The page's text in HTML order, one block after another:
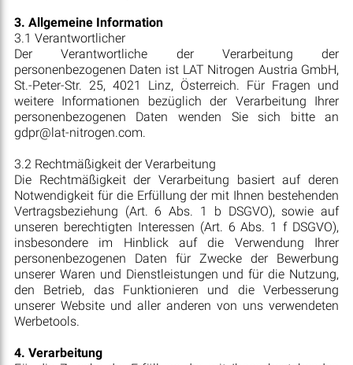
3. Allgemeine Information
3.1 Verantwortlicher
Der Verantwortliche der Verarbeitung der
personenbezogenen Daten ist LAT Nitrogen Austria GmbH,
St.-Peter-Str. 25, 4021 Linz, Österreich. Für Fragen und
weitere Informationen bezüglich der Verarbeitung Ihrer
personenbezogenen Daten wenden Sie sich bitte an
gdpr@lat-nitrogen.com.
3.2 Rechtmäßigkeit der Verarbeitung
Die Rechtmäßigkeit der Verarbeitung basiert auf deren
Notwendigkeit für die Erfüllung der mit Ihnen bestehenden
Vertragsbeziehung (Art. 6 Abs. 1 b DSGVO), sowie auf
unseren berechtigten Interessen (Art. 6 Abs. 1 f DSGVO),
insbesondere im Hinblick auf die Verwendung Ihrer
personenbezogenen Daten für Zwecke der Bewerbung
unserer Waren und Dienstleistungen und für die Nutzung,
den Betrieb, das Funktionieren und die Verbesserung
unserer Website und aller anderen von uns verwendeten
Werbetools.
4. Verarbeitung